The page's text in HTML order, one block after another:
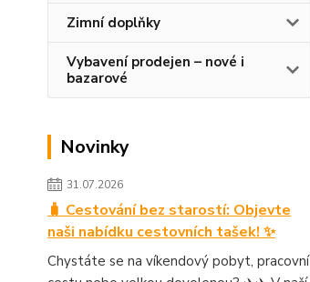
Zimní doplňky
Vybavení prodejen – nové i
bazarové
Novinky
31.07.2026
🧳 Cestování bez starostí: Objevte
naši nabídku cestovních tašek! ✨
Chystáte se na víkendový pobyt, pracovní